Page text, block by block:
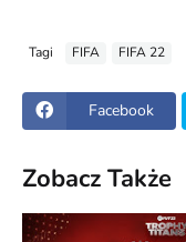
Tagi FIFA FIFA 22
Facebook
Zobacz Także